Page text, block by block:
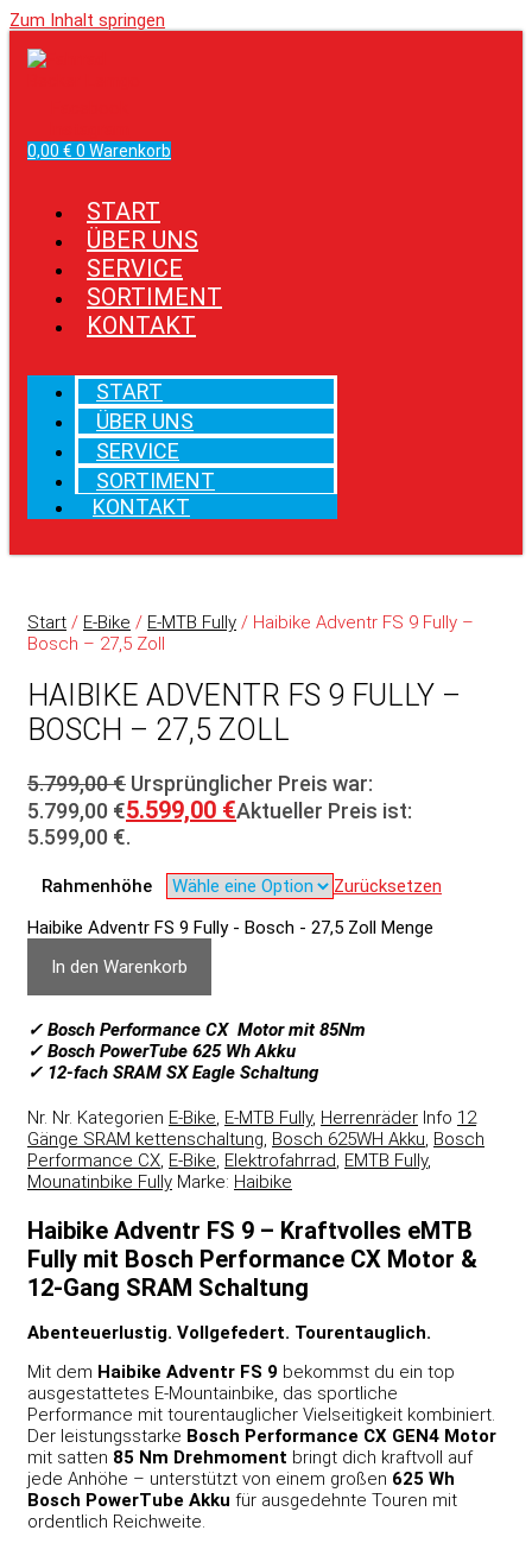
Zum Inhalt springen
0,00 € 0 Warenkorb
START
ÜBER UNS
SERVICE
SORTIMENT
KONTAKT
START
ÜBER UNS
SERVICE
SORTIMENT
KONTAKT
Start / E-Bike / E-MTB Fully / Haibike Adventr FS 9 Fully –
Bosch – 27,5 Zoll
HAIBIKE ADVENTR FS 9 FULLY –
BOSCH – 27,5 ZOLL
5.799,00€ Ursprünglicher Preis war:
5.799,00 €5.599,00 €Aktueller Preis ist:
5.599,00 €.
Rahmenhöhe
Zurücksetzen
Haibike Adventr FS 9 Fully - Bosch - 27,5 Zoll Menge
In den Warenkorb
✓ Bosch Performance CX Motor mit 85Nm
✓ Bosch PowerTube 625 Wh Akku
✓ 12-fach SRAM SX Eagle Schaltung
Nr. Nr. Kategorien E-Bike, E-MTB Fully, Herrenräder Info 12
Gänge SRAM kettenschaltung, Bosch 625WH Akku, Bosch
Performance CX, E-Bike, Elektrofahrrad, EMTB Fully,
Mounatinbike Fully Marke: Haibike
Haibike Adventr FS 9 – Kraftvolles eMTB
Fully mit Bosch Performance CX Motor &
12-Gang SRAM Schaltung
Abenteuerlustig. Vollgefedert. Tourentauglich.
Mit dem Haibike Adventr FS 9 bekommst du ein top
ausgestattetes E-Mountainbike, das sportliche
Performance mit tourentauglicher Vielseitigkeit kombiniert.
Der leistungsstarke Bosch Performance CX GEN4 Motor
mit satten 85 Nm Drehmoment bringt dich kraftvoll auf
jede Anhöhe – unterstützt von einem großen 625 Wh
Bosch PowerTube Akku für ausgedehnte Touren mit
ordentlich Reichweite.